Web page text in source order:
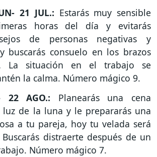
21 JUL.: Estarás muy sensible
horas del día y evitarás
de personas negativas y
buscarás consuelo en los brazos
La situación en el trabajo se
la calma. Número mágico 9.
22 AGO.: Planearás una cena
de la luna y le prepararás una
a tu pareja, hoy tu velada será
distraerte después de un
Número mágico 7.